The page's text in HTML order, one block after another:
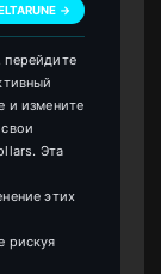
→
перейдите
и измените
Эта
этих
рискуя